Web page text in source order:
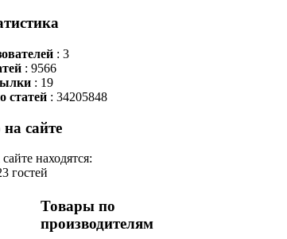
: 3
: 9566
: 19
статей: 34205848
сайте
находятся:
гостей
Товары по
производителям